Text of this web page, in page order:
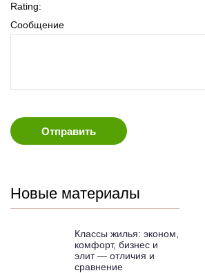
Rating:
Сообщение
Новые материалы
Классы жилья: эконом,
комфорт, бизнес и
элит — отличия и
сравнение